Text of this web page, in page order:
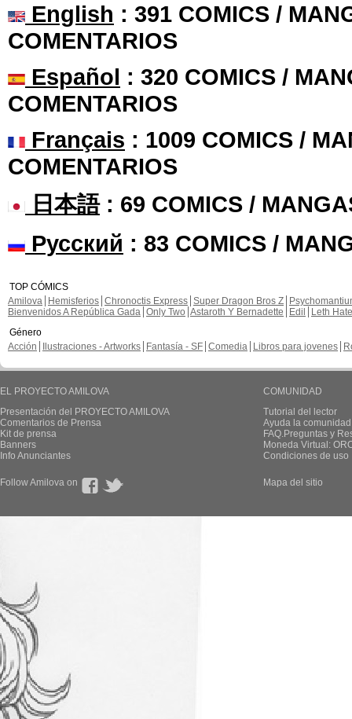
English : 391 COMICS /
COMENTARIOS
Español : 320 COMICS /
COMENTARIOS
Français : 1009 COMICS /
COMENTARIOS
日本語: 69 COMICS /
Русский : 83 COMICS /
TOP CÓMICS
Amilova
Hemisferios Chronoctis Express Super Dragon Bros Z
Bienvenidos A República Gada Only Two Astaroth Y Bernadette Edil
Leth Hate
Género
Acción
Ilustraciones - Artworks Fantasía - SF Comedia Libros para jovenes
EL PROYECTO AMILOVA
Presentación del PROYECTO AMILOVA
Comentarios de Prensa
Kit de prensa
Banners
Info Anunciantes
COMUNIDAD
Tutorial del lector
Ayuda la
FAQ.Preguntas y
Moneda Virtual:
Condiciones de uso
Follow Amilova on Mapa del sitio